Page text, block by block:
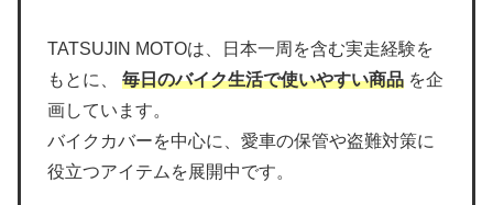
TATSUJIN MOTOは、日本一周を含む実走経験を
もとに、 毎日のバイク生活で使いやすい商品 を企
画しています。
バイクカバーを中心に、愛車の保管や盗難対策に
役立つアイテムを展開中です。